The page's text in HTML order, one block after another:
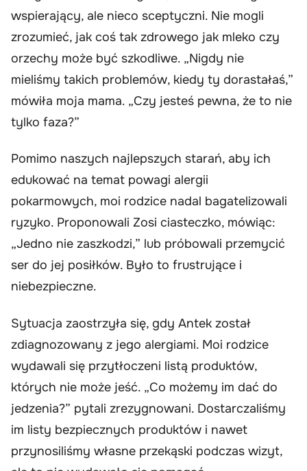
wspierający, ale nieco sceptyczni. Nie mogli
zrozumieć, jak coś tak zdrowego jak mleko czy
orzechy może być szkodliwe. „Nigdy nie
mieliśmy takich problemów, kiedy ty dorastałaś,”
mówiła moja mama. „Czy jesteś pewna, że to nie
tylko faza?”
Pomimo naszych najlepszych starań, aby ich
edukować na temat powagi alergii
pokarmowych, moi rodzice nadal bagatelizowali
ryzyko. Proponowali Zosi ciasteczko, mówiąc:
„Jedno nie zaszkodzi,” lub próbowali przemycić
ser do jej posiłków. Było to frustrujące i
niebezpieczne.
Sytuacja zaostrzyła się, gdy Antek został
zdiagnozowany z jego alergiami. Moi rodzice
wydawali się przytłoczeni listą produktów,
których nie może jeść. „Co możemy im dać do
jedzenia?” pytali zrezygnowani. Dostarczaliśmy
im listy bezpiecznych produktów i nawet
przynosiliśmy własne przekąski podczas wizyt,